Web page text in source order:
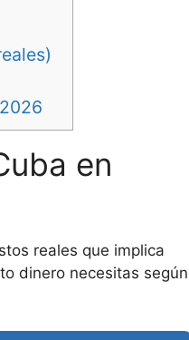
en
reales que implica
dinero necesitas según